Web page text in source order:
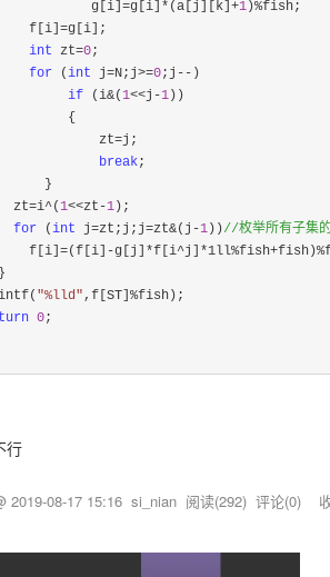
g[i]
=g[i]*(a[j][k]+1)%fish;
f[i]
=g[i];
int zt=0;
for (int j=N;j>=0;j-- )
if (i&( 1<<j-1))
{
zt
=j;
break;
}
zt
=i^( 1<<zt-1);
for (int j=zt;j;j=zt&(j-1))//枚举所有子集
f[i]=(f[i]-g[j]*f[i^j]*1ll%fish+fish)%
"%lld" ,f[ST]%fish);
0;
行
2019-08-17 15:16 si_nian阅读(292) 评论(0)